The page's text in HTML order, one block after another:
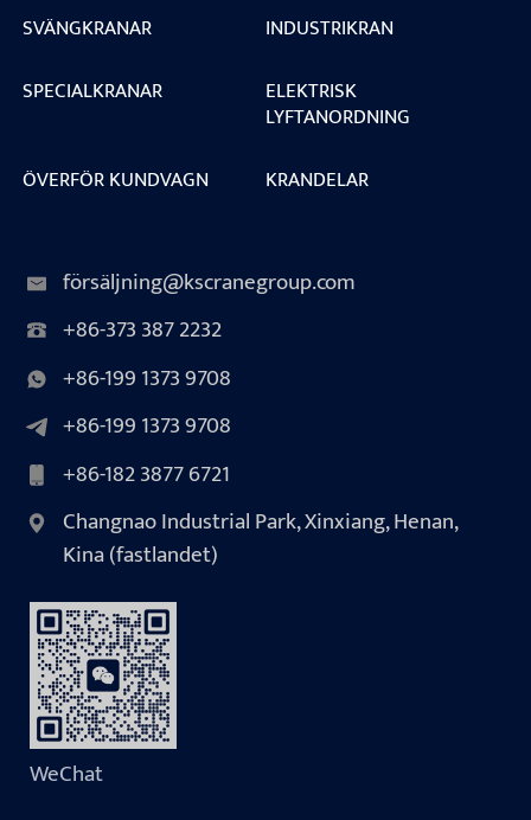
SVÄNGKRANAR
INDUSTRIKRAN
SPECIALKRANAR
ELEKTRISK
LYFTANORDNING
ÖVERFÖR KUNDVAGN
KRANDELAR
försäljning@kscranegroup.com
+86-373 387 2232
+86-199 1373 9708
+86-199 1373 9708
+86-182 3877 6721
Changnao Industrial Park, Xinxiang, Henan,
Kina (fastlandet)
WeChat